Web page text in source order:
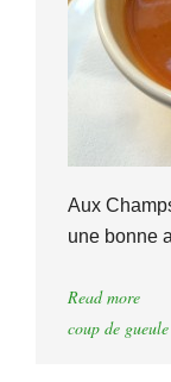
Aux
une bonne
Read more
coup de